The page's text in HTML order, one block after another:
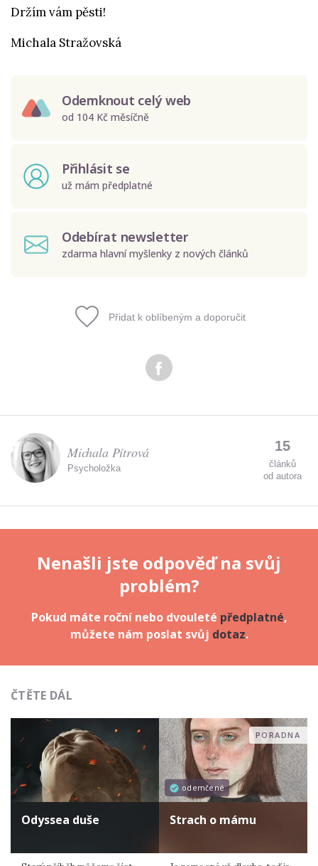
Držím vám pěsti!
Michala Stražovská
Odemknout celý web
od 104 Kč měsíčně
Přihlásit se
už mám předplatné
Odebírat newsletter
zdarma hlavní myšlenky z nových článků
Odeslat
Přidat k oblíbeným a doporučit
Michala Pítrová
Psycholožka
15
článků
od autora
Nenašli jste odpověď na svůj
problém?
Pokud máte roční nebo dvouleté předplatné,
můžete nám poslat svůj dotaz.
ČTĚTE DÁL
Odyssea duše
odemčené
PORADNA
Strach o mámu